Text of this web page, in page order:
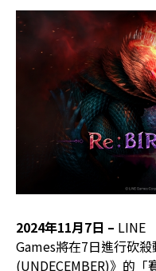
2024年11月7日 – LINE
Games將在7日進行砍殺
(UNDECEMBER)》的